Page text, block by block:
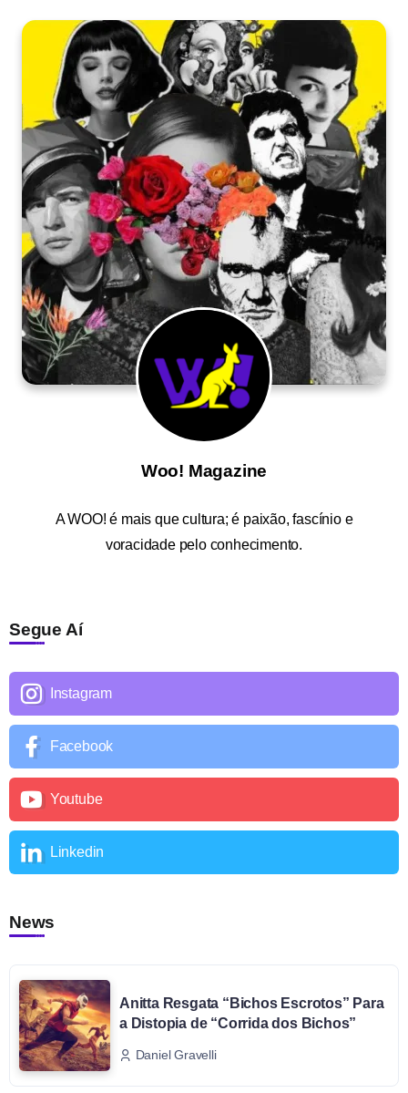
Woo! Magazine
AWOO! é mais que cultura; é paixão, fascínio e
voracidade pelo conhecimento.
Segue Aí
Instagram
Facebook
Youtube
Linkedin
News
Anitta Resgata “Bichos Escrotos” Para
a Distopia de “Corrida dos Bichos”
Daniel Gravelli